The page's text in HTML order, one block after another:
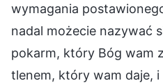
wymagania
nadal możecie nazywać
pokarm, który Bóg wam
tlenem, który wam daje, i